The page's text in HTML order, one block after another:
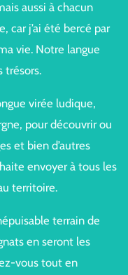
aussi à chacun
car j’ai été bercé par
vie. Notre langue
trésors.
virée ludique,
pour découvrir ou
et bien d’autres
envoyer à tous les
territoire.
terrain de
en seront les
vous tout en